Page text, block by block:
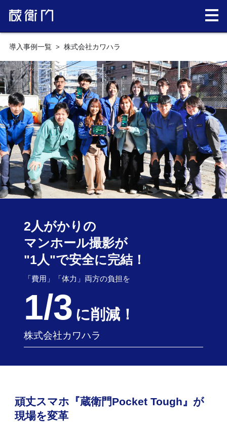
導入事例一覧 株式会社カワハラ
2人がかりの
マンホール撮影が
"1人"で安全に完結！
「費用」「体力」両方の負担を
1/3 に削減！
株式会社カワハラ
頑丈スマホ『蔵衛門Pocket Tough』が
現場を変革